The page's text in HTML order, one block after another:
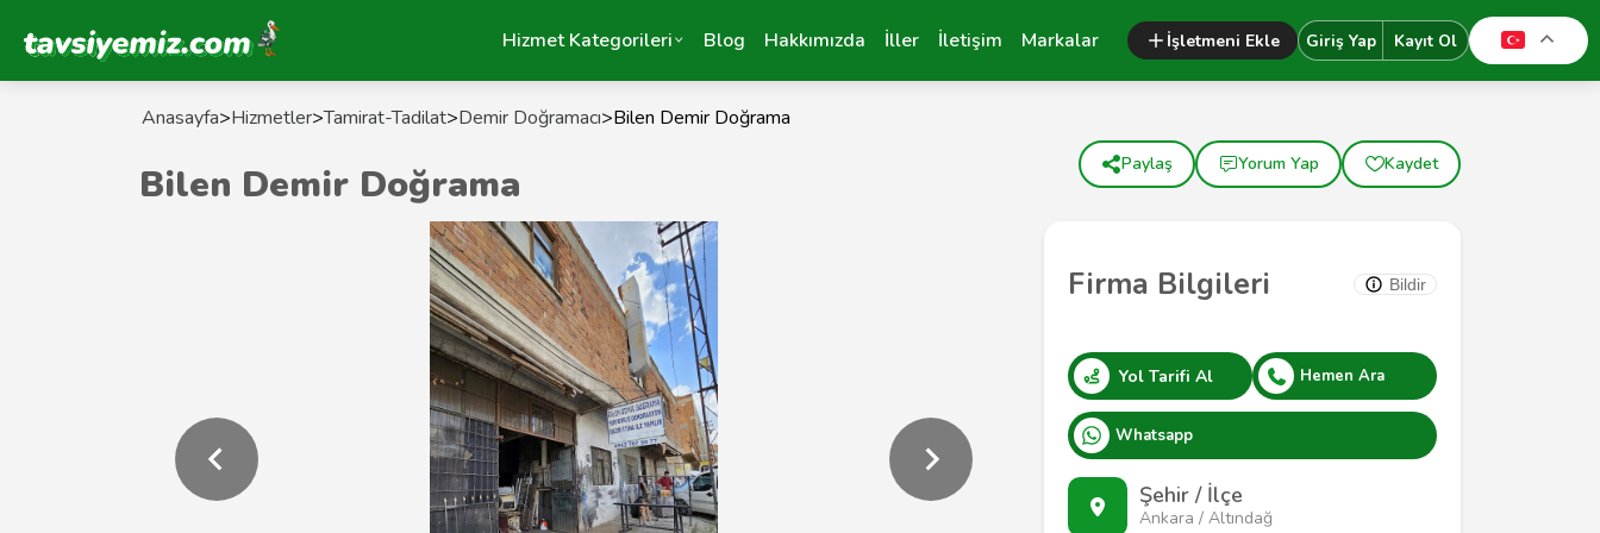
Tavsiyemiz Anasayfa Hizmet Kategorileri Blog Hakkımızda İller İletişim Markalar İşletmeni Ekle Giriş Yap Kayıt Ol
Anasayfa>Hizmetler>Tamirat-Tadilat>Demir Doğramacı>Bilen Demir Doğrama
Firma Bilgileri Bildir
Yol Tarifi Al Hemen Ara
Whatsapp
Şehir / İlçe
Ankara / Altındağ
Bilen Demir Doğrama Paylaş Yorum Yap Kaydet